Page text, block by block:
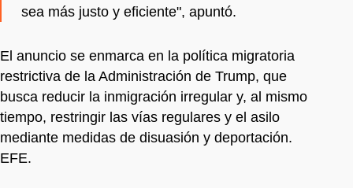
sea más justo y eficiente", apuntó.
El anuncio se enmarca en la política migratoria
restrictiva de la Administración de Trump, que
busca reducir la inmigración irregular y, al mismo
tiempo, restringir las vías regulares y el asilo
mediante medidas de disuasión y deportación.
EFE.